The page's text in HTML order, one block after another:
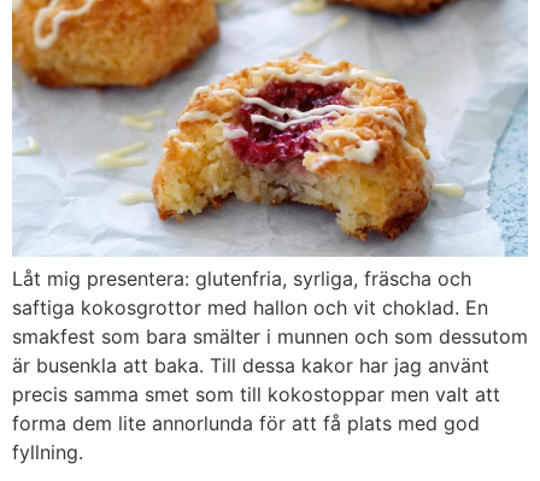
Låt mig presentera: glutenfria, syrliga, fräscha och
saftiga kokosgrottor med hallon och vit choklad. En
smakfest som bara smälter i munnen och som dessutom
är busenkla att baka. Till dessa kakor har jag använt
precis samma smet som till kokostoppar men valt att
forma dem lite annorlunda för att få plats med god
fyllning.